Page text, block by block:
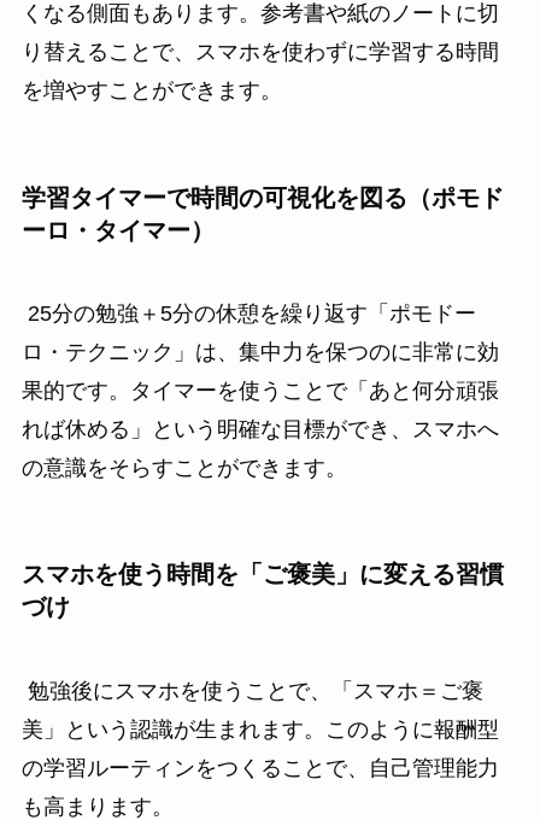
くなる側面もあります。参考書や紙のノートに切
り替えることで、スマホを使わずに学習する時間
を増やすことができます。
学習タイマーで時間の可視化を図る（ポモド
ーロ・タイマー）
25分の勉強＋5分の休憩を繰り返す「ポモドー
ロ・テクニック」は、集中力を保つのに非常に効
果的です。タイマーを使うことで「あと何分頑張
れば休める」という明確な目標ができ、スマホへ
の意識をそらすことができます。
スマホを使う時間を「ご褒美」に変える習慣
づけ
勉強後にスマホを使うことで、「スマホ＝ご褒
美」という認識が生まれます。このように報酬型
の学習ルーティンをつくることで、自己管理能力
も高まります。